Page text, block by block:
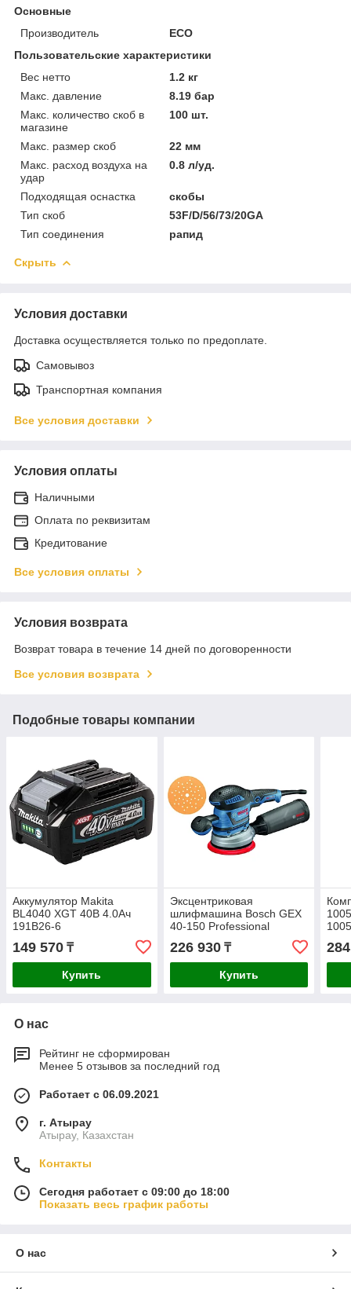
Основные
Производитель
ECO
Пользовательские характеристики
Вес нетто
1.2 кг
Макс. давление
8.19 бар
Макс. количество скоб в
магазине
100 шт.
Макс. размер скоб
22 мм
Макс. расход воздуха на
удар
0.8 л/уд.
Подходящая оснастка
скобы
Тип скоб
53F/D/56/73/20GA
Тип соединения
рапид
Скрыть
Условия доставки
Доставка осуществляется только по предоплате.
Самовывоз
Транспортная компания
Все условия доставки
Условия оплаты
Наличными
Оплата по реквизитам
Кредитование
Все условия оплаты
Условия возврата
Возврат товара в течение 14 дней по договоренности
Все условия возврата
Подобные товары компании
Аккумулятор Makita
BL4040 XGT 40В 4.0Ач
191B26-6
149 570 ₸
Купить
Эксцентриковая
шлифмашина Bosch GEX
40-150 Professional
060137B202
226 930₸
Купить
О нас
Рейтинг не сформирован
Менее 5 отзывов за последний год
Работает с 06.09.2021
г. Атырау
Атырау, Казахстан
Контакты
Сегодня работает с 09:00 до 18:00
Показать весь график работы
О нас